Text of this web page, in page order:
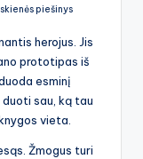
piešinys
herojus. Jis
prototipas iš
esminį
duoti sau, ką tau
vieta.
Žmogus turi